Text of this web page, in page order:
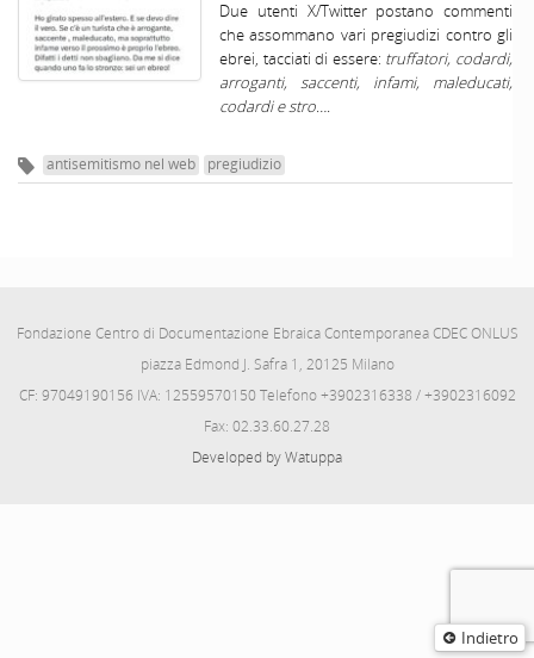
Indietro
Due utenti X/Twitter postano commenti
che assommano vari pregiudizi contro gli
ebrei, tacciati di essere: truffatori, codardi,
arroganti, saccenti, infami, maleducati,
codardi e stro….
antisemitismo nel web pregiudizio
Fondazione Centro di Documentazione Ebraica Contemporanea CDEC ONLUS
piazza Edmond J. Safra 1, 20125 Milano
CF: 97049190156 IVA: 12559570150 Telefono +3902316338 / +3902316092
Fax: 02.33.60.27.28
Developed by Watuppa